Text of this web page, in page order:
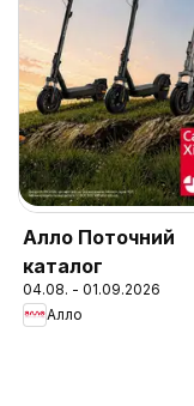
Алло Поточний
каталог
04.08. - 01.09.2026
Алло